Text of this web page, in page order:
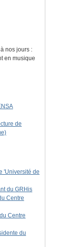
nos jours :
en musique
de
'Université de
du GRHis
Centre
Centre
du